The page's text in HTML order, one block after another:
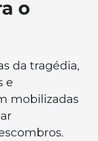
o
da tragédia,
e
mobilizadas